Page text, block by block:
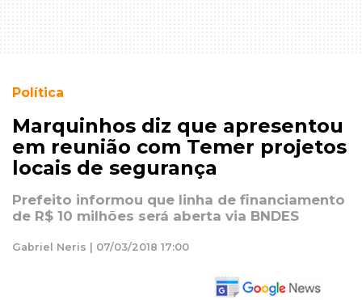
Política
Marquinhos diz que apresentou
em reunião com Temer projetos
locais de segurança
Prefeito informou que linha de financiamento
de R$ 10 milhões será aberta via BNDES
Gabriel Neris | 07/03/2018 17:00